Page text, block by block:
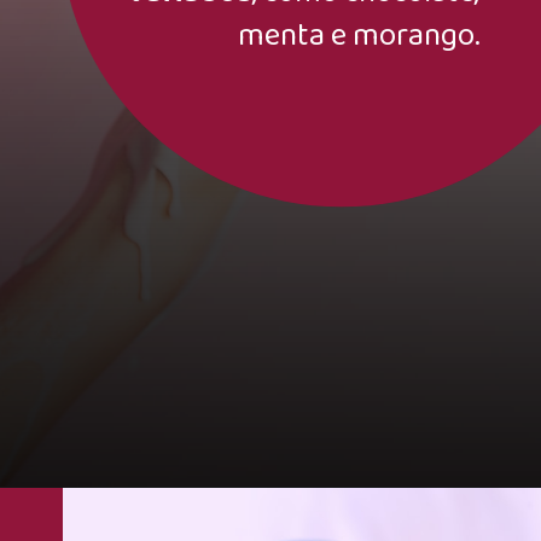
menta e morango.